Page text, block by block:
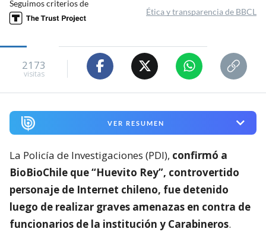
Seguimos criterios de
Ética y transparencia de BBCL
2173
visitas
VER RESUMEN
La Policía de Investigaciones (PDI), confirmó a
BioBioChile que “Huevito Rey”, controvertido
personaje de Internet chileno, fue detenido
luego de realizar graves amenazas en contra de
funcionarios de la institución y Carabineros.